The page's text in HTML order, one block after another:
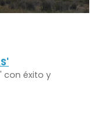
con éxito y